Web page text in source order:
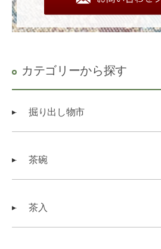
カテゴリーから探す
掘り出し物市
茶碗
茶入